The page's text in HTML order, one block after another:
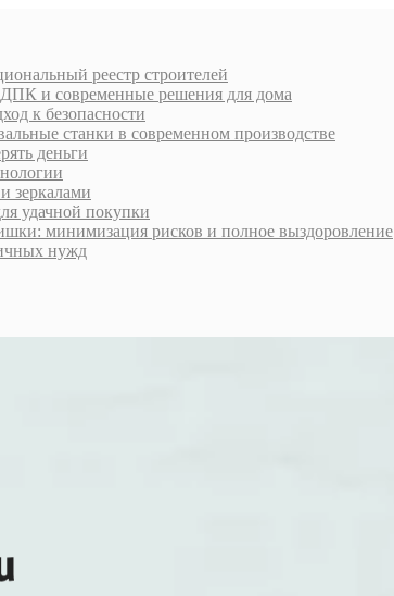
реестр строителей
и современные решения для дома
к безопасности
станки в современном производстве
деньги
зеркалами
удачной покупки
минимизация рисков и полное выздоровление
нужд